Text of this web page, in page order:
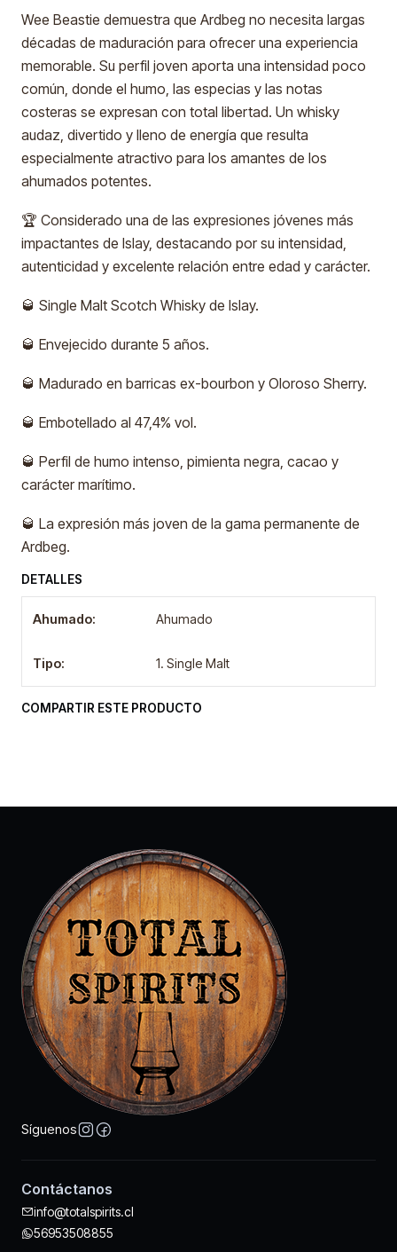
Wee Beastie demuestra que Ardbeg no necesita largas
décadas de maduración para ofrecer una experiencia
memorable. Su perfil joven aporta una intensidad poco
común, donde el humo, las especias y las notas
costeras se expresan con total libertad. Un whisky
audaz, divertido y lleno de energía que resulta
especialmente atractivo para los amantes de los
ahumados potentes.
🏆 Considerado una de las expresiones jóvenes más
impactantes de Islay, destacando por su intensidad,
autenticidad y excelente relación entre edad y carácter.
🥃 Single Malt Scotch Whisky de Islay.
🥃 Envejecido durante 5 años.
🥃 Madurado en barricas ex-bourbon y Oloroso Sherry.
🥃 Embotellado al 47,4% vol.
🥃 Perfil de humo intenso, pimienta negra, cacao y
carácter marítimo.
🥃 La expresión más joven de la gama permanente de
Ardbeg.
DETALLES
Ahumado: Ahumado
Tipo: 1. Single Malt
COMPARTIR ESTE PRODUCTO
Síguenos
Contáctanos
info@totalspirits.cl
56953508855